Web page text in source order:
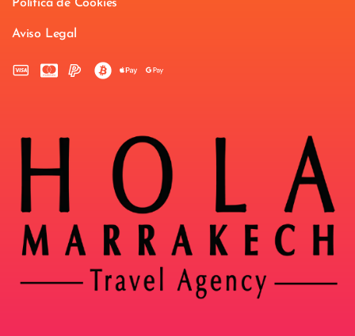
Política de Cookies
Aviso Legal